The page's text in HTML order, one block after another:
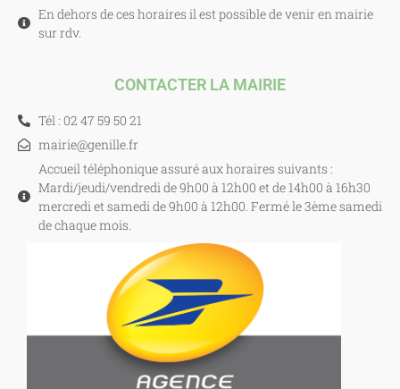
En dehors de ces horaires il est possible de venir en mairie
sur rdv.
CONTACTER LA MAIRIE
Tél : 02 47 59 50 21
mairie@genille.fr
Accueil téléphonique assuré aux horaires suivants :
Mardi/jeudi/vendredi de 9h00 à 12h00 et de 14h00 à 16h30
mercredi et samedi de 9h00 à 12h00. Fermé le 3ème samedi
de chaque mois.